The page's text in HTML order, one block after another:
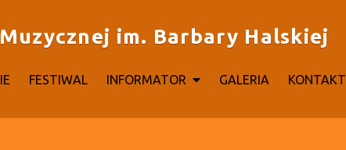
im. Barbary Halskiej
FESTIWAL INFORMATOR GALERIA KONTAKT